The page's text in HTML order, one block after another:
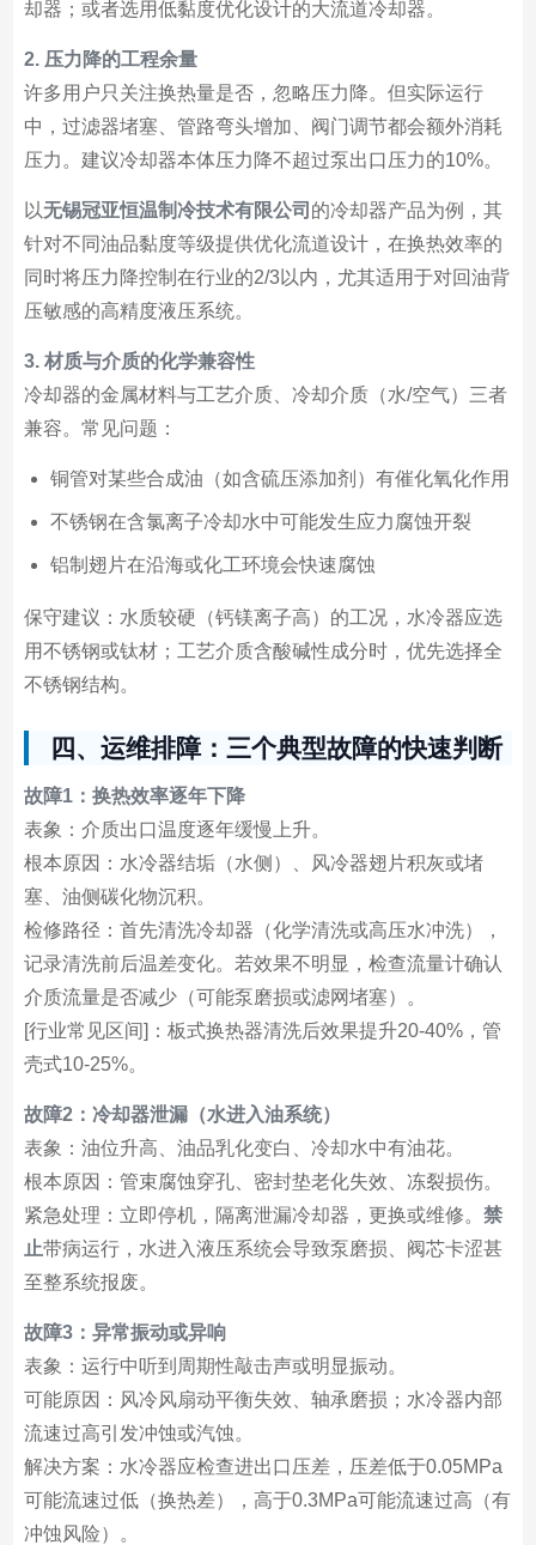
却器；或者选用低黏度优化设计的大流道冷却器。
2. 压力降的工程余量
许多用户只关注换热量是否，忽略压力降。但实际运行
中，过滤器堵塞、管路弯头增加、阀门调节都会额外消耗
压力。建议冷却器本体压力降不超过泵出口压力的10%。
以无锡冠亚恒温制冷技术有限公司 的冷却器产品为例，其
针对不同油品黏度等级提供优化流道设计，在换热效率的
同时将压力降控制在行业的2/3以内，尤其适用于对回油背
压敏感的高精度液压系统。
3. 材质与介质的化学兼容性
冷却器的金属材料与工艺介质、冷却介质（水/空气）三者
兼容。常见问题：
铜管对某些合成油（如含硫压添加剂）有催化氧化作用
不锈钢在含氯离子冷却水中可能发生应力腐蚀开裂
铝制翅片在沿海或化工环境会快速腐蚀
保守建议：水质较硬（钙镁离子高）的工况，水冷器应选
用不锈钢或钛材；工艺介质含酸碱性成分时，优先选择全
不锈钢结构。
四、运维排障：三个典型故障的快速判断
故障1：换热效率逐年下降
表象：介质出口温度逐年缓慢上升。
根本原因：水冷器结垢（水侧）、风冷器翅片积灰或堵
塞、油侧碳化物沉积。
检修路径：首先清洗冷却器（化学清洗或高压水冲洗），
记录清洗前后温差变化。若效果不明显，检查流量计确认
介质流量是否减少（可能泵磨损或滤网堵塞）。
[行业常见区间]：板式换热器清洗后效果提升20-40%，管
壳式10-25%。
故障2：冷却器泄漏（水进入油系统）
表象：油位升高、油品乳化变白、冷却水中有油花。
根本原因：管束腐蚀穿孔、密封垫老化失效、冻裂损伤。
紧急处理：立即停机，隔离泄漏冷却器，更换或维修。 禁
止带病运行，水进入液压系统会导致泵磨损、阀芯卡涩甚
至整系统报废。
故障3：异常振动或异响
表象：运行中听到周期性敲击声或明显振动。
可能原因：风冷风扇动平衡失效、轴承磨损；水冷器内部
流速过高引发冲蚀或汽蚀。
解决方案：水冷器应检查进出口压差，压差低于0.05MPa
可能流速过低（换热差），高于0.3MPa可能流速过高（有
冲蚀风险）。